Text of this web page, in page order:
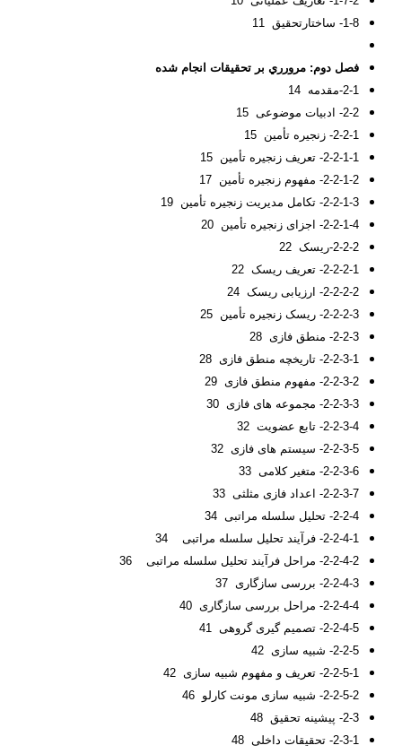
1-8- ساختارتحقیق 11
فصل دوم: مرورري بر تحقيقات انجام شده
2-1-مقدمه 14
2-2- ادبیات موضوعی 15
2-2-1- زنجیره تأمین 15
2-2-1-1- تعریف زنجیره تأمین 15
2-2-1-2- مفهوم زنجیره تأمین 17
2-2-1-3- تکامل مدیریت زنجیره تأمین 19
2-2-1-4- اجزای زنجیره تأمین 20
2-2-2-ریسک 22
2-2-2-1- تعریف ریسک 22
2-2-2-2- ارزیابی ریسک 24
2-2-2-3- ریسک زنجیره تأمین 25
2-2-3- منطق فازی 28
2-2-3-1- تاریخچه منطق فازی 28
2-2-3-2- مفهوم منطق فازی 29
2-2-3-3- مجموعه های فازی 30
2-2-3-4- تابع عضویت 32
2-2-3-5- سیستم های فازی 32
2-2-3-6- متغیر کلامی 33
2-2-3-7- اعداد فازی مثلثی 33
2-2-4- تحلیل سلسله مراتبی 34
2-2-4-1- فرآیند تحلیل سلسله مراتبی 34
2-2-4-2- مراحل فرآیند تحلیل سلسله مراتبی 36
2-2-4-3- بررسی سازگاری 37
2-2-4-4- مراحل بررسی سازگاری 40
2-2-4-5- تصمیم گیری گروهی 41
2-2-5- شبیه سازی 42
2-2-5-1- تعریف و مفهوم شبیه سازی 42
2-2-5-2- شبیه سازی مونت کارلو 46
2-3- پیشینه تحقیق 48
2-3-1- تحقیقات داخلی 48